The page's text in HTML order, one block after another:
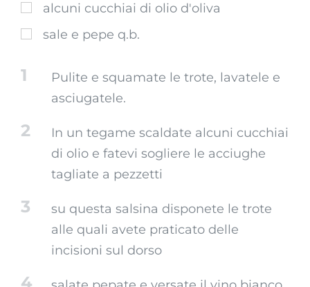
alcuni cucchiai di olio d'oliva
sale e pepe q.b.
1
Pulite e squamate le trote, lavatele e
asciugatele.
2
In un tegame scaldate alcuni cucchiai
di olio e fatevi sogliere le acciughe
tagliate a pezzetti
3
su questa salsina disponete le trote
alle quali avete praticato delle
incisioni sul dorso
4